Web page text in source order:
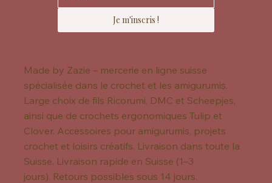
Je m'inscris !
Made by Zazie – mercerie en ligne suisse
spécialisée dans le crochet et les amigurumis.
Large choix de fils Ricorumi, DMC et Scheepjes,
ainsi que de crochets ergonomiques Tulip et
Clover. Accessoires pour amigurumis, projets
crochet et loisirs créatifs. Livraison dans toute la
Suisse. Livraison rapide en Suisse (1–3
jours). Retours possibles sous 14 jours.